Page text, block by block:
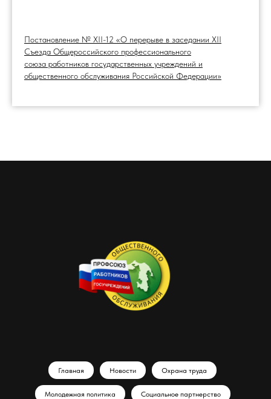
Постановление № XII-12 «О перерыве в заседании XII
Съезда Общероссийского профессионального
союза работников государственных учреждений и
общественного обслуживания Российской Федерации»
Главная Новости Охрана труда
Молодежная политика Социальное партнерство